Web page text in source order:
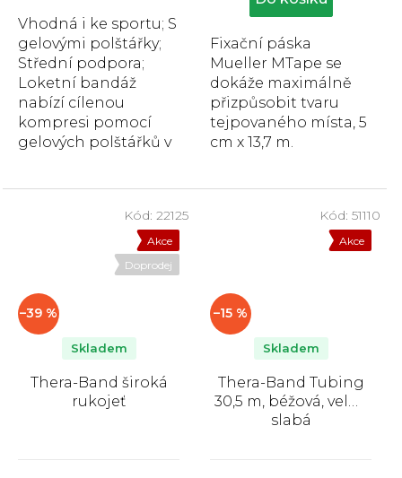
hvězdiček.
Vhodná i ke sportu; S
gelovými polštářky;
Střední podpora;
Loketní bandáž
nabízí cílenou
kompresi pomocí
gelových polštářků v
Fixační páska
Mueller MTape se
dokáže maximálně
přizpůsobit tvaru
tejpovaného místa, 5
cm x 13,7 m.
Akce
Doprodej
–39 %
Thera-Band široká
rukojeť
Skladem
Kód: 22125
Akce
–15 %
Thera-Band Tubing
30,5 m, béžová, velmi
slabá
Skladem
Kód: 51110